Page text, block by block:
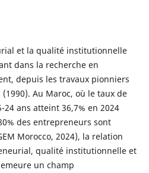
et la qualité institutionnelle
dans la recherche en
depuis les travaux pionniers
Au Maroc, où le taux de
ans atteint 36,7% en 2024
des entrepreneurs sont
Morocco, 2024), la relation
qualité institutionnelle et
un champ